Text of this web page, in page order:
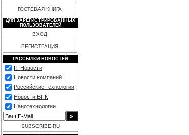
ГОСТЕВАЯ КНИГА
ДЛЯ ЗАРЕГИСТРИРОВАННЫХ
ПОЛЬЗОВАТЕЛЕЙ
ВХОД
РЕГИСТРАЦИЯ
РАССЫЛКИ НОВОСТЕЙ
IT-Новости
Новости компаний
Российские технологии
Новости ВПК
Нанотехнологии
SUBSCRIBE.RU